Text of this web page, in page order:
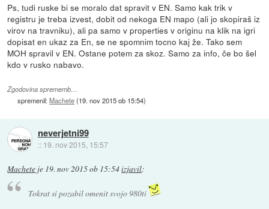
Ps, tudi ruske bi se moralo dat spravit v EN. Samo kak trik v
registru je treba izvest, dobit od nekoga EN mapo (ali jo skopiraš iz
virov na travniku), ali pa samo v properties v originu na klik na igri
dopisat en ukaz za En, se ne spomnim tocno kaj že. Tako sem
MOH spravil v EN. Ostane potem za skoz. Samo za info, če bo šel
kdo v rusko nabavo.
Zgodovina sprememb…
spremenil:Machete(19. nov 2015 ob 15:54)
neverjetni99
:: 19. nov 2015, 15:57
Machete je 19. nov 2015 ob 15:54izjavil:
Tokrat si pozabil omenit svojo 980ti